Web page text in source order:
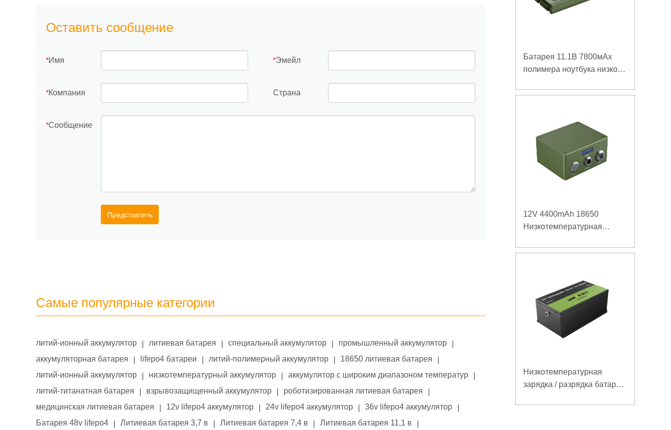
Оставить сообщение
*Имя *Эмейл
*Компания Страна
*Сообщение
Представлять
Самые популярные категории
литий-ионный аккумулятор литиевая батарея специальный аккумулятор промышленный аккумулятор
аккумуляторная батарея
lifepo4 батареи литий-полимерный аккумулятор 18650 литиевая батарея
литий-ионный аккумулятор
низкотемпературный аккумулятор аккумулятор с широким диапазоном температур
литий-титанатная батарея
взрывозащищенный аккумулятор роботизированная литиевая батарея
медицинская литиевая батарея
12v lifepo4 аккумулятор 24v lifepo4 аккумулятор 36v lifepo4 аккумулятор
Батарея 48v lifepo4
Литиевая батарея 3,7 в Литиевая батарея 7,4 в Литиевая батарея 11,1 в
Батарея 11.1В 7800мАх
полимера ноутбука низкой
плотности энергии
12V 4400mAh 18650
Низкотемпературная
усиленного источника
Низкотемпературная
зарядка / разрядка батареи